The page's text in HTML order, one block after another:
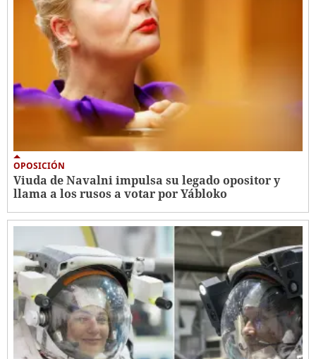
OPOSICIÓN
Viuda de Navalni impulsa su legado opositor y
llama a los rusos a votar por Yábloko